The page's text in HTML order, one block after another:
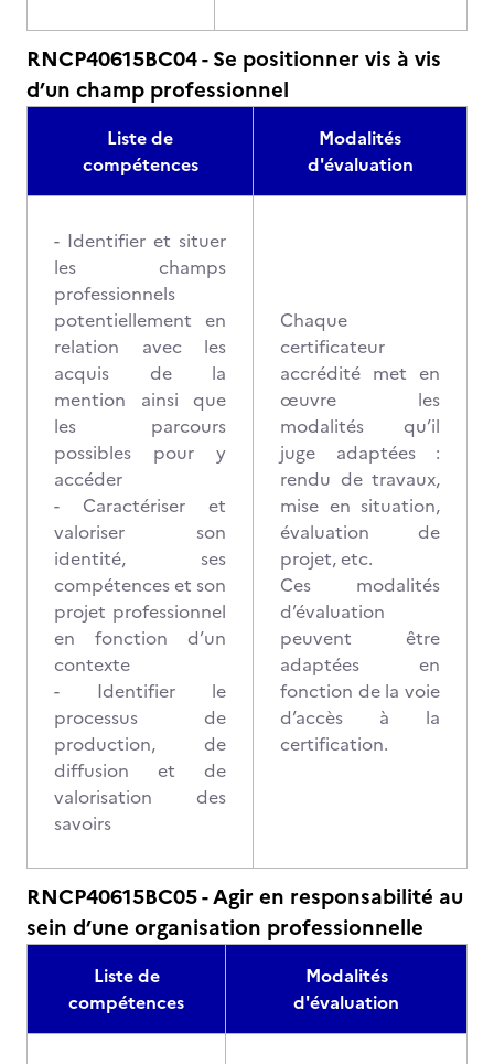
RNCP40615BC04 - Se positionner vis à vis
d’un champ professionnel
Liste de
compétences
Modalités
d'évaluation
- Identifier et situer
les champs
professionnels
potentiellement en
relation avec les
acquis de la
mention ainsi que
les parcours
possibles pour y
accéder
- Caractériser et
valoriser son
identité, ses
compétences et son
projet professionnel
en fonction d’un
contexte
- Identifier le
processus de
production, de
diffusion et de
valorisation des
savoirs
Chaque
certificateur
accrédité met en
œuvre les
modalités qu’il
juge adaptées :
rendu de travaux,
mise en situation,
évaluation de
projet, etc.
Ces modalités
d’évaluation
peuvent être
adaptées en
fonction de la voie
d’accès à la
certification.
RNCP40615BC05 - Agir en responsabilité au
sein d’une organisation professionnelle
Liste de
compétences
Modalités
d'évaluation